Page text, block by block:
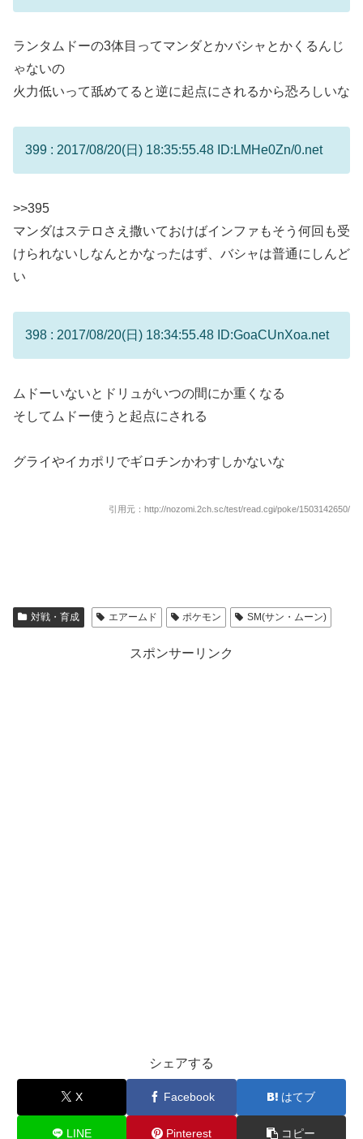
ランタムドーの3体目ってマンダとかバシャとかくるんじ
ゃないの
火力低いって舐めてると逆に起点にされるから恐ろしいな
399 : 2017/08/20(日) 18:35:55.48 ID:LMHe0Zn/0.net
>>395
マンダはステロさえ撒いておけばインファもそう何回も受
けられないしなんとかなったはず、バシャは普通にしんど
い
398 : 2017/08/20(日) 18:34:55.48 ID:GoaCUnXoa.net
ムドーいないとドリュがいつの間にか重くなる
そしてムドー使うと起点にされる
グライやイカポリでギロチンかわすしかないな
引用元：http://nozomi.2ch.sc/test/read.cgi/poke/1503142650/
対戦・育成 エアームド ポケモン SM(サン・ムーン)
スポンサーリンク
シェアする
X Facebook はてブ
LINE Pinterest コピー